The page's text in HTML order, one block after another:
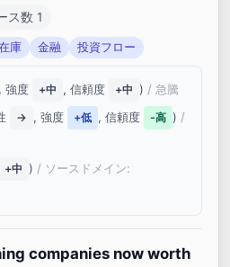
ス数 1
庫 金融 投資フロー
, 強度 +中 , 信頼度 +中 ) / 急騰
→ , 強度 +低 , 信頼度 -高 ) /
+中 ) / ソースドメイン:
companies now worth